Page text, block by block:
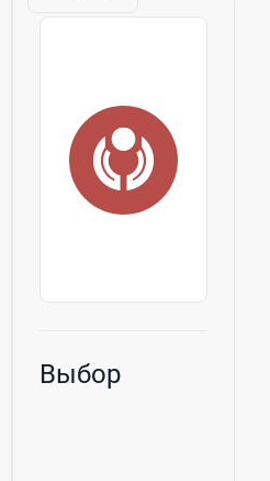
положению, мы
качественный...
Выбор